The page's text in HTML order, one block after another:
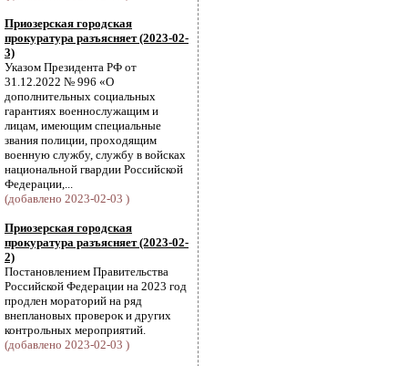
Приозерская городская
прокуратура разъясняет (2023-02-
3)
Указом Президента РФ от
31.12.2022 № 996 «О
дополнительных социальных
гарантиях военнослужащим и
лицам, имеющим специальные
звания полиции, проходящим
военную службу, службу в войсках
национальной гвардии Российской
Федерации,...
(добавлено 2023-02-03 )
Приозерская городская
прокуратура разъясняет (2023-02-
2)
Постановлением Правительства
Российской Федерации на 2023 год
продлен мораторий на ряд
внеплановых проверок и других
контрольных мероприятий.
(добавлено 2023-02-03 )